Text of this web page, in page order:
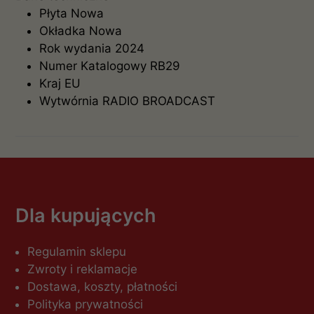
Płyta Nowa
Okładka Nowa
Rok wydania 2024
Numer Katalogowy RB29
Kraj EU
Wytwórnia RADIO BROADCAST
Dla kupujących
Regulamin sklepu
Zwroty i reklamacje
Dostawa, koszty, płatności
Polityka prywatności